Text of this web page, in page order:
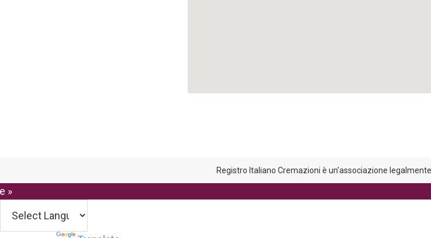
Registro Italiano Cremazioni è un'associazione
»